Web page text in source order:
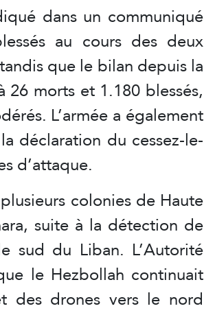
dans un communiqué
au cours des deux
que le bilan depuis la
26 morts et 1.180 blessés,
L’armée a également
déclaration du cessez-le-
d’attaque.
colonies de Haute
suite à la détection de
sud du Liban. L’Autorité
le Hezbollah continuait
des drones vers le nord